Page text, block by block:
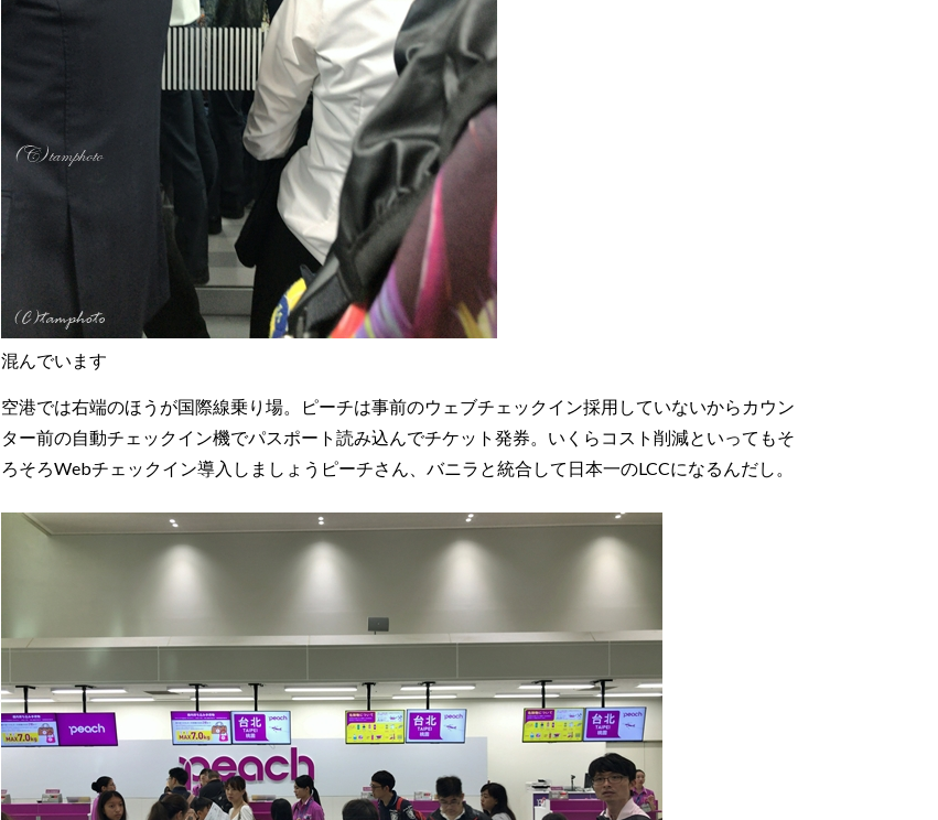
混んでいます
空港では右端のほうが国際線乗り場。ピーチは事前のウェブチェックイン採用していないからカウン
ター前の自動チェックイン機でパスポート読み込んでチケット発券。いくらコスト削減といってもそ
ろそろWebチェックイン導入しましょうピーチさん、バニラと統合して日本一のLCCになるんだし。